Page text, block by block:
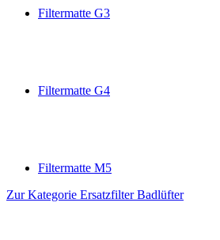
Filtermatte G3
Filtermatte G4
Filtermatte M5
Zur Kategorie Ersatzfilter Badlüfter